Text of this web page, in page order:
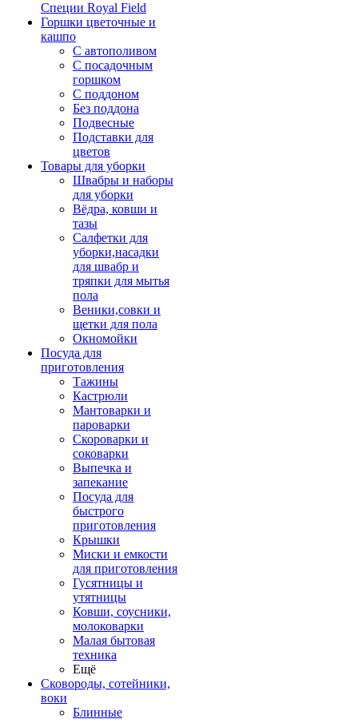
Специи Royal Field
Горшки цветочные и
кашпо
С автополивом
С посадочным
горшком
С поддоном
Без поддона
Подвесные
Подставки для
цветов
Товары для уборки
Швабры и наборы
для уборки
Вёдра, ковши и
тазы
Салфетки для
уборки,насадки
для швабр и
тряпки для мытья
пола
Веники,совки и
щетки для пола
Окномойки
Посуда для
приготовления
Тажины
Кастрюли
Мантоварки и
пароварки
Скороварки и
соковарки
Выпечка и
запекание
Посуда для
быстрого
приготовления
Крышки
Миски и емкости
для приготовления
Гусятницы и
утятницы
Ковши, соусники,
молоковарки
Малая бытовая
техника
Ещё
Сковороды, сотейники,
воки
Блинные